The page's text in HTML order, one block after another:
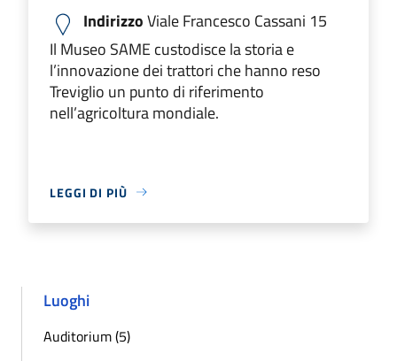
IndirizzoViale Francesco Cassani 15
Il Museo SAME custodisce la storia e
l’innovazione dei trattori che hanno reso
Treviglio un punto di riferimento
nell’agricoltura mondiale.
LEGGI DI PIÙ
Luoghi
Auditorium (5)